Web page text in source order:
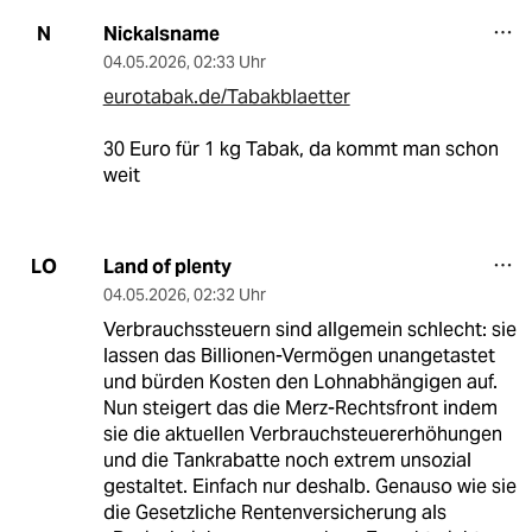
N Nickalsname
04.05.2026, 02:33 Uhr
eurotabak.de/Tabakblaetter
30 Euro für 1 kg Tabak, da kommt man schon
weit
LO Land of plenty
04.05.2026, 02:32 Uhr
Verbrauchssteuern sind allgemein schlecht: sie
lassen das Billionen-Vermögen unangetastet
und bürden Kosten den Lohnabhängigen auf.
Nun steigert das die Merz-Rechtsfront indem
sie die aktuellen Verbrauchsteuererhöhungen
und die Tankrabatte noch extrem unsozial
gestaltet. Einfach nur deshalb. Genauso wie sie
die Gesetzliche Rentenversicherung als